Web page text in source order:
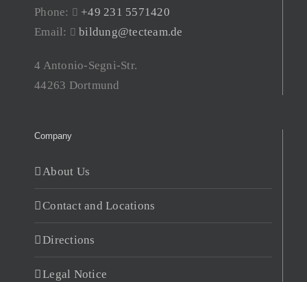
Phone:
+49 231 5571420
Email:
bildung@tecteam.de
4 Antonio-Segni-Str.
44263 Dortmund
Company
About Us
Contact and Locations
Directions
Legal Notice